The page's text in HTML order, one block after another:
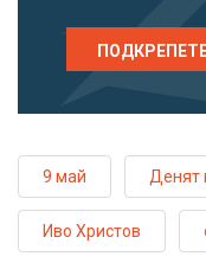
9 май Денят
Иво Христов